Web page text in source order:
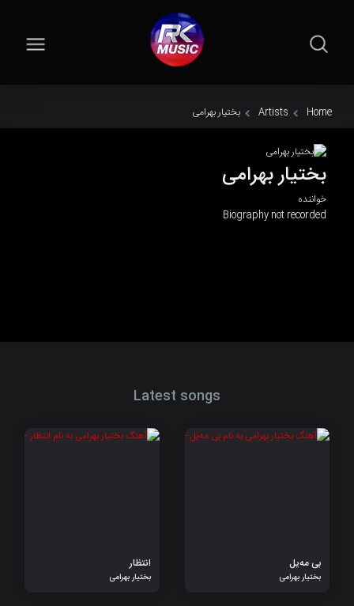
Home
Artists بختیار بهرامی
بختیار بهرامی
خواننده
Biography not recorded
Latest songs
بی مەیل
بختیار بهرامی
انتظار
بختیار بهرامی